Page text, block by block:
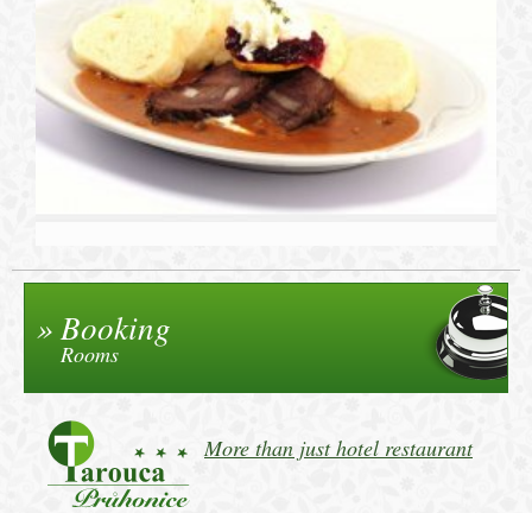
Booking
Rooms
More than just hotel restaurant